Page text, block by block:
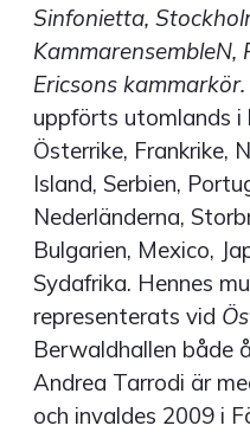
Sinfonietta,
KammarensembleN,
Ericsons kammarkör.
uppförts utomlands i
Österrike, Frankrike,
Island, Serbien,
Nederländerna,
Bulgarien, Mexico,
Sydafrika. Hennes
representerats vid
Berwaldhallen både
Andrea Tarrodi är
och invaldes 2009 i